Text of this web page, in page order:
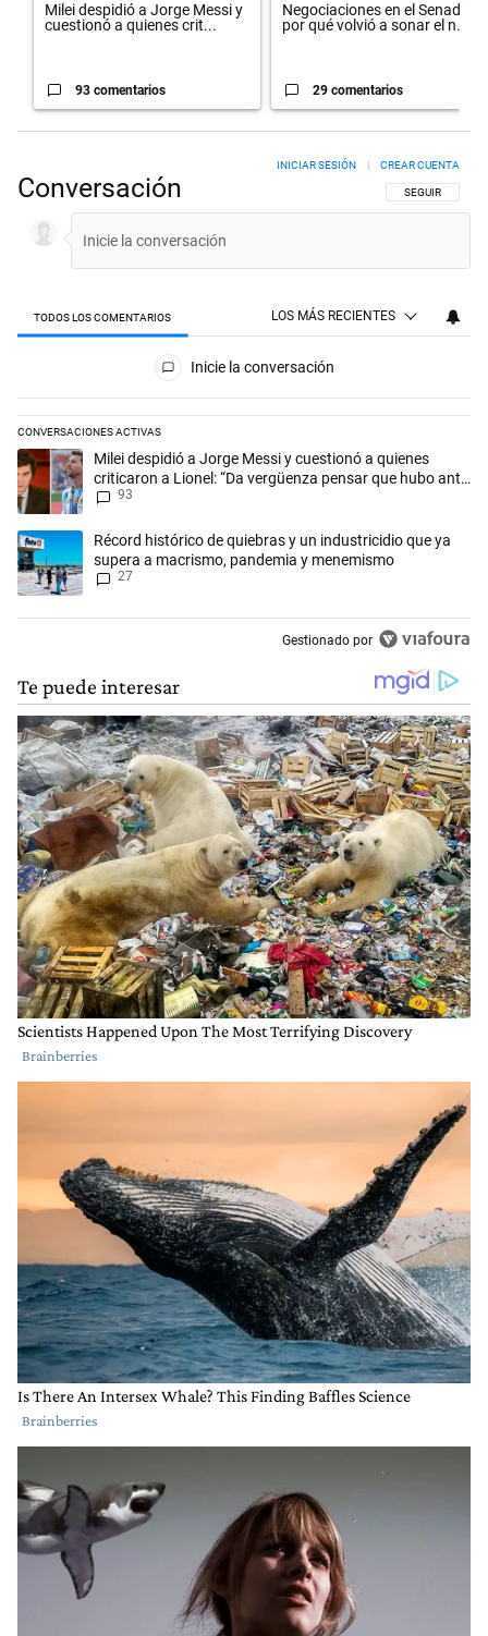
Milei despidió a Jorge Messi y
cuestionó a quienes crit...
93 comentarios
Negociaciones en el Senado:
por qué volvió a sonar el n...
29 comentarios
Conversación SIGA ESTA
SEGUIR
INICIAR SESIÓN CREAR CUENTA
TODOS LOS COMENTARIOS LOS MÁS RECIENTES
Todos los comentarios
Inicie la conversación
CONVERSACIONES ACTIVAS
Este listado muestra los artículos con más comentarios en los
Un artículo de tendencia con el título "Milei despidió a Jorge Messi y
Milei despidió a Jorge Messi y cuestionó a quienes
criticaron a Lionel: “Da vergüenza pensar que hubo anti-
Messi”
93
Un artículo de tendencia con el título "Récord histórico de quiebras y
Récord histórico de quiebras y un industricidio que ya
supera a macrismo, pandemia y menemismo
27
Gestionado por